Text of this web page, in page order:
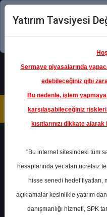
Şimdi
BIMAS-
Yatırım Tavsiyesi
Sermaye piyasalarında
edebileceğiniz gibi
Bu nedenle, işlem
karşılaşabileceğiniz
kısıtlarınızı dikkate
"Bu internet sitesindeki tüm
hesaplarında yer alan ücretsiz
hisse senedi hedef fiyatları,
açıklamalar kesinlikle yatırım
danışmanlığı hizmeti, SPK